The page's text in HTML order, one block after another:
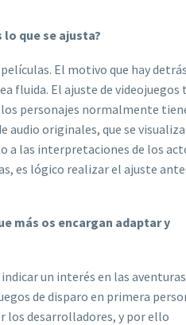
que se ajusta?
El motivo que hay
fluida. El ajuste de videojuegos
los personajes normalmente
audio originales, que se
a las interpretaciones de los
es lógico realizar el ajuste
más os encargan adaptar y
un interés en las
de disparo en primera
los desarrolladores, y por ello